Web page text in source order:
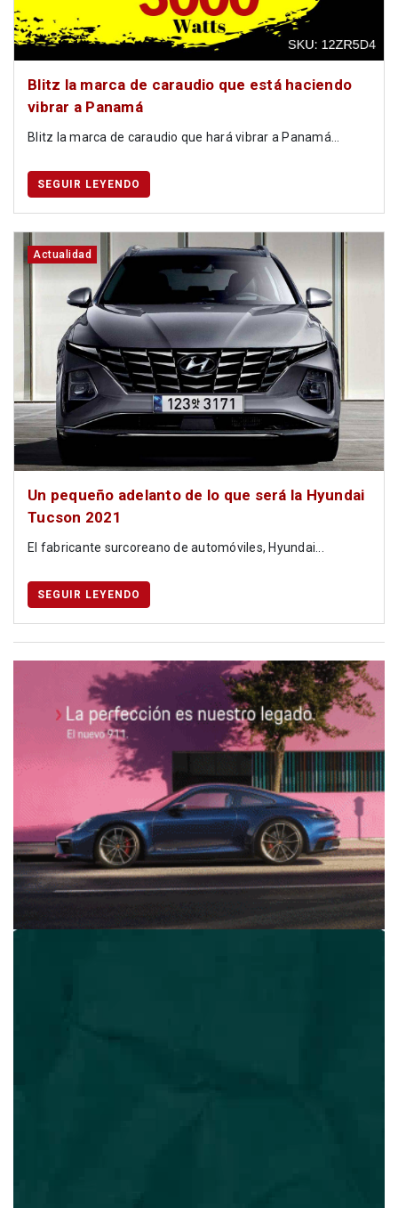
Blitz la marca de caraudio que está haciendo
vibrar a Panamá
Blitz la marca de caraudio que hará vibrar a Panamá...
SEGUIR LEYENDO
Actualidad
Un pequeño adelanto de lo que será la Hyundai
Tucson 2021
El fabricante surcoreano de automóviles, Hyundai...
SEGUIR LEYENDO